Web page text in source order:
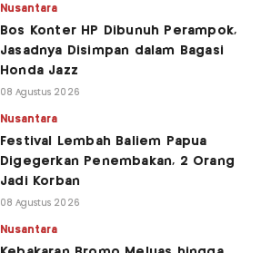
Nusantara
Bos Konter HP Dibunuh Perampok,
Jasadnya Disimpan dalam Bagasi
Honda Jazz
08 Agustus 2026
Nusantara
Festival Lembah Baliem Papua
Digegerkan Penembakan, 2 Orang
Jadi Korban
08 Agustus 2026
Nusantara